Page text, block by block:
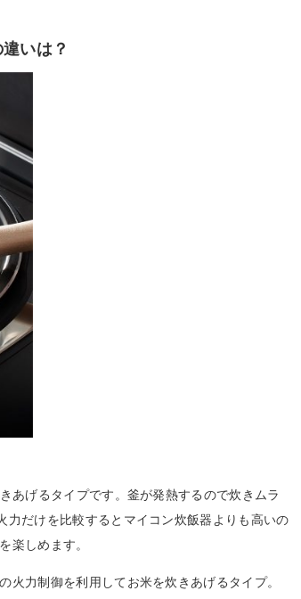
いは？
あげるタイプです。釜が発熱するので炊きムラ
だけを比較するとマイコン炊飯器よりも高いの
楽しめます。
力制御を利用してお米を炊きあげるタイプ。